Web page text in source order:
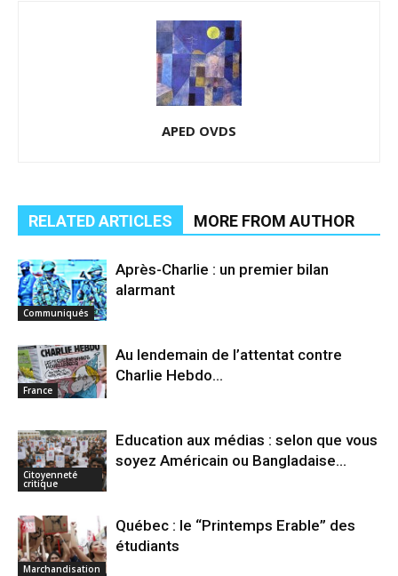
APED OVDS
RELATED ARTICLES MORE FROM AUTHOR
Communiqués
Après-Charlie : un premier bilan
alarmant
France
Au lendemain de l’attentat contre
Charlie Hebdo…
Citoyenneté
critique
Education aux médias : selon que vous
soyez Américain ou Bangladaise…
Marchandisation
Québec : le “Printemps Erable” des
étudiants